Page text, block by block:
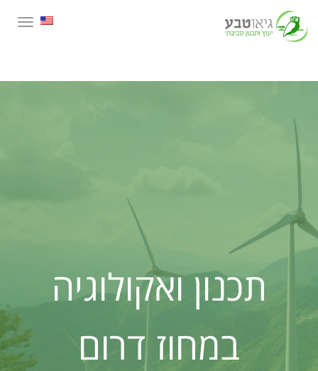
תכנון ואקולוגיה
במחוז דרום